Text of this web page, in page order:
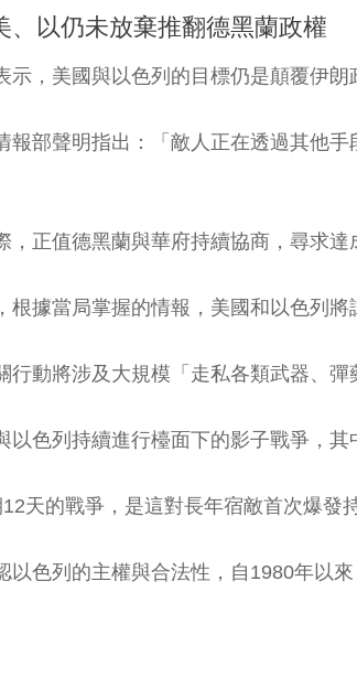
、以仍未放棄推翻德黑蘭政權
示，美國與以色列的目標仍是顛覆伊朗
報部聲明指出：「敵人正在透過其他
，正值德黑蘭與華府持續協商，尋求
根據當局掌握的情報，美國和以色列
行動將涉及大規模「走私各類武器、
以色列持續進行檯面下的影子戰爭，其
天的戰爭，是這對長年宿敵首次爆發
以色列的主權與合法性，自1980年以